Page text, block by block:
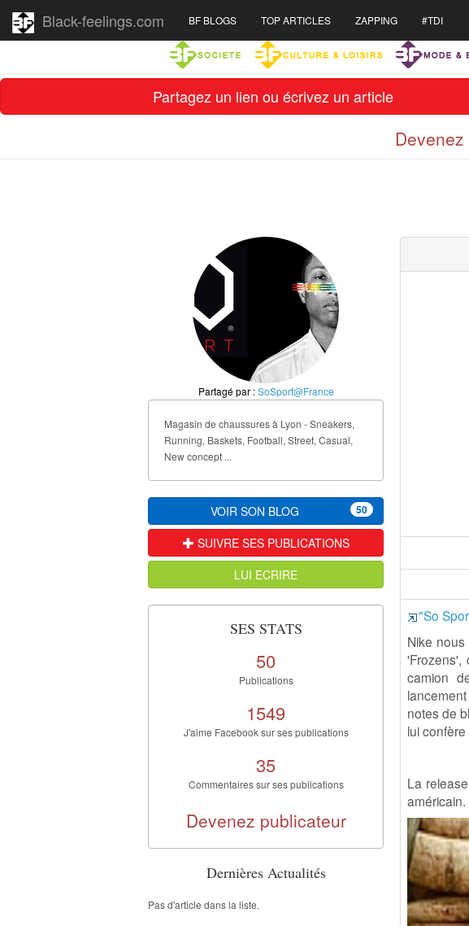
Partagez un lien ou écrivez un article
Black-feelings.com BF BLOGS TOP ARTICLES ZAPPING #TDI
"So
Nike
'Frozens',
camion
notes de
lui
La
Partagé par :SoSport@France
Magasin de chaussures à Lyon - Sneakers,
Running, Baskets, Football, Street, Casual,
New concept ...
VOIR SON BLOG 50
SUIVRE SES PUBLICATIONS
LUI ECRIRE
SES STATS
50
Publications
1549
J'aime Facebook sur ses publications
35
Commentaires sur ses publications
Devenez publicateur
Dernières Actualités
Pas d'article dans la liste.